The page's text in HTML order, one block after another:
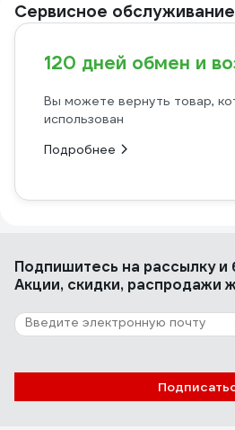
Сервисное обслуживание
120 дней обмен и
Вы можете вернуть товар,
использован
Подробнее
Подпишитесь на рассылкуи
Акции, скидки, распродажи